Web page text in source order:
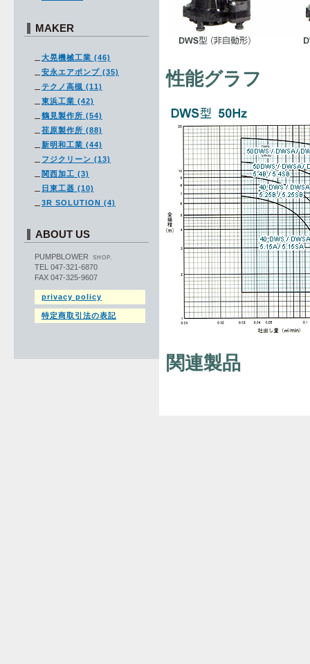
性能グラフ
関連製品
MAKER
大晃機械工業 (46)
安永エアポンプ (35)
テクノ高槻 (11)
東浜工業 (42)
鶴見製作所 (54)
荏原製作所 (88)
新明和工業 (44)
フジクリーン (13)
関西加工 (3)
日東工器 (10)
3R SOLUTION (4)
ABOUT US
PUMPBLOWER SHOP.
TEL 047-321-6870
FAX 047-325-9607
privacy policy
特定商取引法の表記